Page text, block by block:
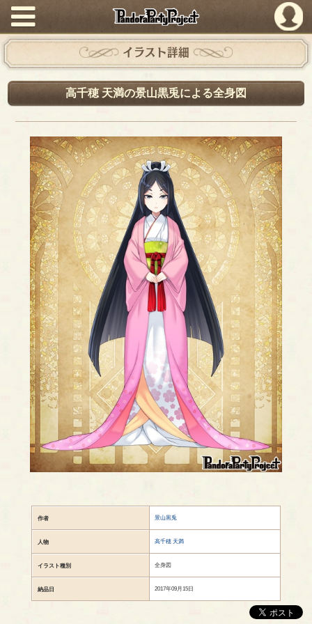
PandoraPartyProject
イラスト詳細
高千穂 天満の景山黒兎による全身図
作者 景山黒兎
人物 高千穂 天満
イラスト種別 全身図
納品日 2017年09月15日